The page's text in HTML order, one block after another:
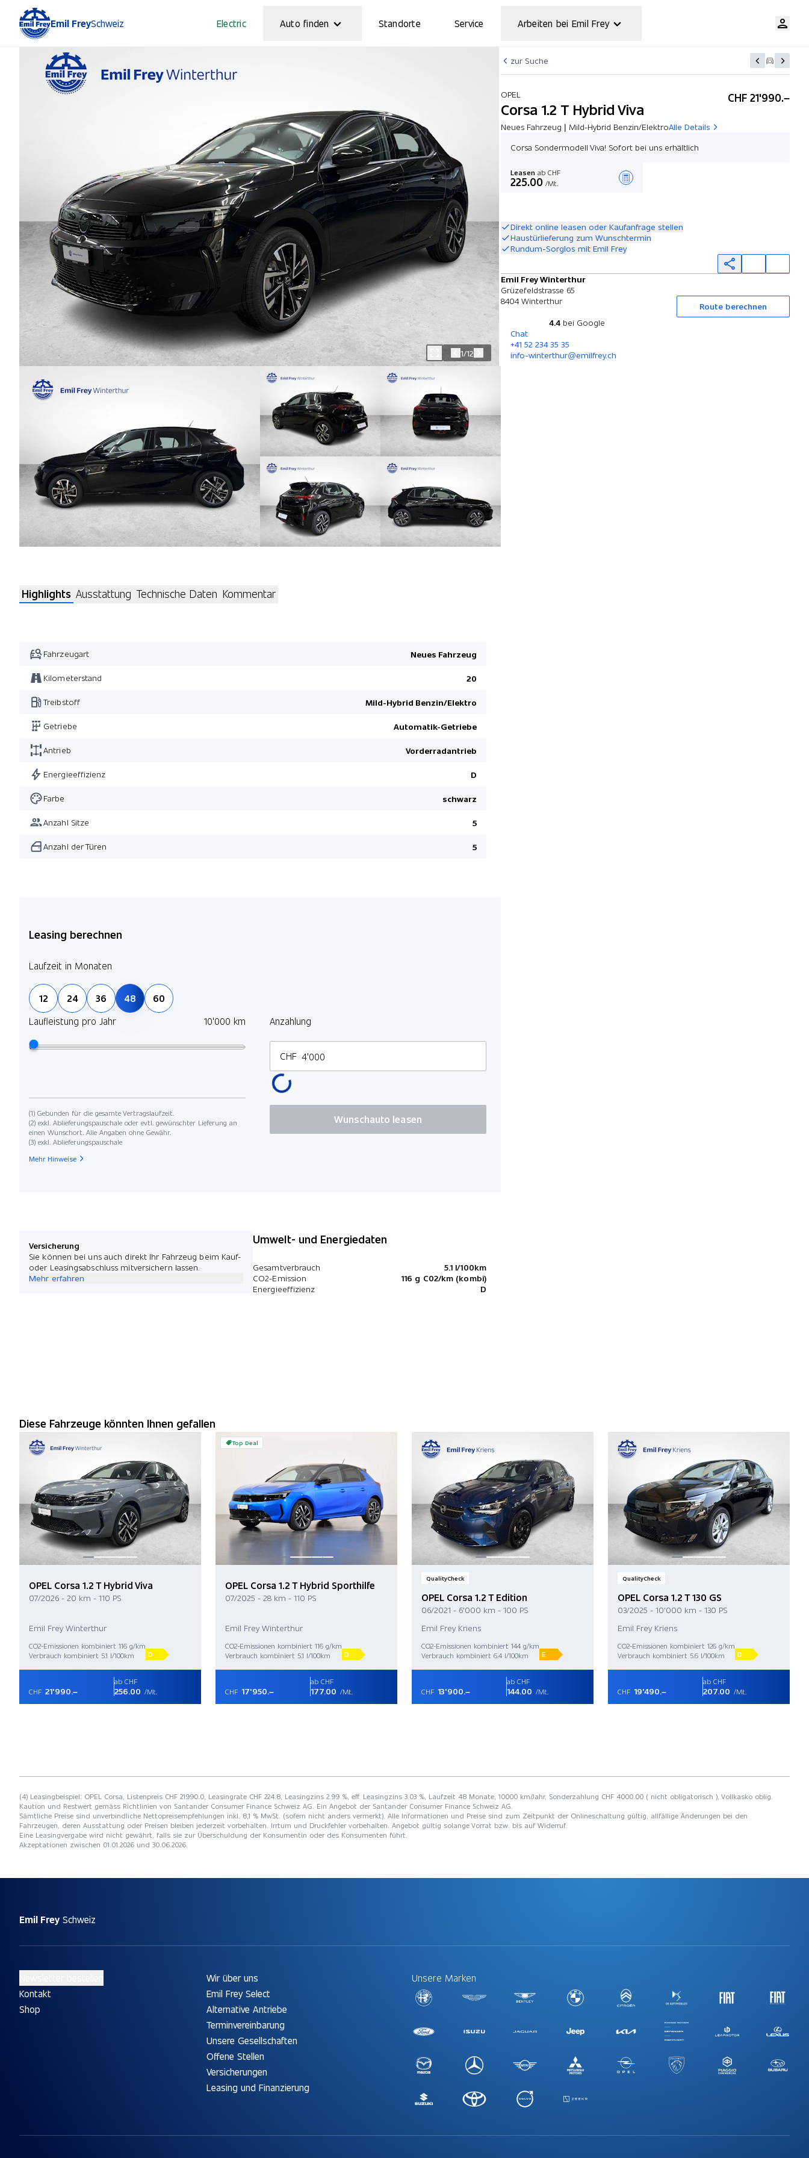
Emil FreySchweiz Electric Auto finden Standorte Service Arbeiten bei Emil Frey
zur Suche
OPEL
Corsa 1.2 T Hybrid Viva
Neues Fahrzeug | Mild-Hybrid Benzin/ElektroAlle Details
CHF 21'990.–
Corsa Sondermodell Viva! Sofort bei uns erhältlich
Leasen ab CHF
225.00 /Mt.
Direkt online leasen oder Kaufanfrage stellen
Haustürlieferung zum Wunschtermin
Rundum-Sorglos mit Emil Frey
Emil Frey Winterthur
Grüzefeldstrasse 65
8404 Winterthur
Route berechnen
4.4 bei Google
Chat
+41 52 234 35 35
info-winterthur@emilfrey.ch
1/12
Highlights Ausstattung Technische Daten Kommentar
Fahrzeugart Neues Fahrzeug
Kilometerstand 20
Treibstoff Mild-Hybrid Benzin/Elektro
Getriebe Automatik-Getriebe
Antrieb Vorderradantrieb
Energieeffizienz D
Farbe schwarz
Anzahl Sitze 5
Anzahl der Türen 5
Leasing berechnen
Laufzeit in Monaten
12 24 36 48
60
Laufleistung pro Jahr
10'000 km Anzahlung
CHF
(1) Gebunden für die gesamte Vertragslaufzeit.
(2) exkl. Ablieferungspauschale oder evtl. gewünschter Lieferung an
einen Wunschort. Alle Angaben ohne Gewähr.
(3) exkl. Ablieferungspauschale
Wunschauto leasen
Mehr Hinweise
Versicherung
Sie können bei uns auch direkt Ihr Fahrzeug beim Kauf-
oder Leasingsabschluss mitversichern lassen.
Mehr erfahren
Umwelt- und Energiedaten
Gesamtverbrauch
5.1 l/100km
CO2-Emission
116 g C02/km (kombi)
Energieeffizienz
D
Diese Fahrzeuge könnten Ihnen gefallen
OPEL Corsa 1.2 T Hybrid Viva
07/2026 - 20 km - 110 PS
Emil Frey Winterthur
CO2-Emissionen kombiniert 116 g/km
Verbrauch kombiniert 5.1 l/100km
D
CHF 21'990.–
ab CHF
256.00 /Mt.
Top Deal
OPEL Corsa 1.2 T Hybrid Sporthilfe
07/2025 - 28 km - 110 PS
Emil Frey Winterthur
CO2-Emissionen kombiniert 116 g/km
Verbrauch kombiniert 5.1 l/100km
D
CHF 17'950.–
ab CHF
177.00 /Mt.
QualityCheck
OPEL Corsa 1.2 T Edition
06/2021 - 6'000 km - 100 PS
Emil Frey Kriens
CO2-Emissionen kombiniert 144 g/km
Verbrauch kombiniert 6.4 l/100km
E
CHF 13'900.–
ab CHF
144.00 /Mt.
QualityCheck
OPEL Corsa 1.2 T 130 GS
03/2025 - 10'000 km - 130 PS
Emil Frey Kriens
CO2-Emissionen kombiniert 126 g/km
Verbrauch kombiniert 5.6 l/100km
D
CHF 19'490.–
ab CHF
207.00 /Mt.
(4) Leasingbeispiel: OPEL Corsa, Listenpreis CHF 21990.0, Leasingrate CHF 224.8, Leasingzins 2.99 %, eff. Leasingzins 3.03 %, Laufzeit 48 Monate, 10000 km/Jahr, Sonderzahlung CHF 4000.00 ( nicht obligatorisch ), Vollkasko oblig.
Kaution und Restwert gemäss Richtlinien von Santander Consumer Finance Schweiz AG. Ein Angebot der Santander Consumer Finance Schweiz AG.
Sämtliche Preise sind unverbindliche Nettopreisempfehlungen inkl. 8,1 % MwSt. (sofern nicht anders vermerkt). Alle Informationen und Preise sind zum Zeitpunkt der Onlineschaltung gültig, allfällige Änderungen bei den
Fahrzeugen, deren Ausstattung oder Preisen bleiben jederzeit vorbehalten. Irrtum und Druckfehler vorbehalten. Angebot gültig solange Vorrat bzw. bis auf Widerruf.
Eine Leasingvergabe wird nicht gewährt, falls sie zur Überschuldung der Konsumentin oder des Konsumenten führt.
Akzeptationen zwischen 01.01.2026 und 30.06.2026.
Emil Frey Schweiz
Kontakt
Shop
Wir über uns
Emil Frey Select
Alternative Antriebe
Terminvereinbarung
Unsere Gesellschaften
Offene Stellen
Versicherungen
Leasing und Finanzierung
Unsere Marken